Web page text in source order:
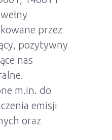
przez
pozytywny
nas
m.in. do
emisji
oraz